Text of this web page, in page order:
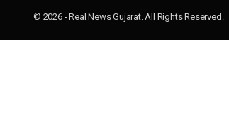
© 2026 - Real News Gujarat. All Rights Reserved.